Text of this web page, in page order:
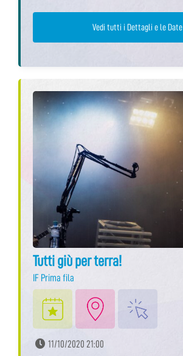
Vedi tutti i Dettagli e le Date
Tutti giù per terra!
IF Prima fila
11/10/2020 21:00